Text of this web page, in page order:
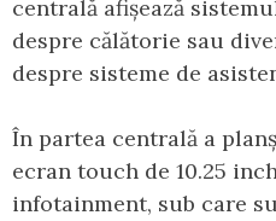
centrală afișează
despre călătorie sau
despre sisteme de
În partea centrală a
ecran touch de 10.25
infotainment, sub care